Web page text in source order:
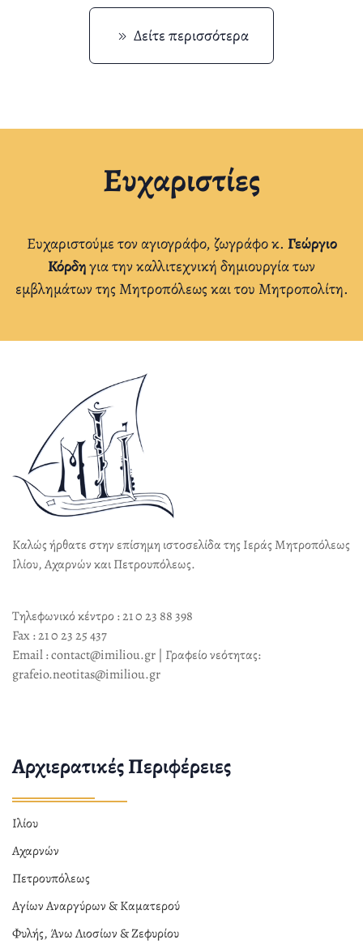
Δείτε περισσότερα
Ευχαριστίες
Ευχαριστούμε τον αγιογράφο, ζωγράφο κ. Γεώργιο
Κόρδηγια την καλλιτεχνική δημιουργία των
εμβλημάτων της Μητροπόλεως και του Μητροπολίτη.
Καλώς ήρθατε στην επίσημη ιστοσελίδα της Ιεράς Μητροπόλεως
Ιλίου, Αχαρνών και Πετρουπόλεως.
Τηλεφωνικό κέντρο : 21 0 23 88 398
Fax : 21 0 23 25 437
Email : contact@imiliou.gr | Γραφείο νεότητας:
grafeio.neotitas@imiliou.gr
Αρχιερατικές Περιφέρειες
Ιλίου
Αχαρνών
Πετρουπόλεως
Αγίων Αναργύρων & Καματερού
Φυλής, Άνω Λιοσίων & Ζεφυρίου